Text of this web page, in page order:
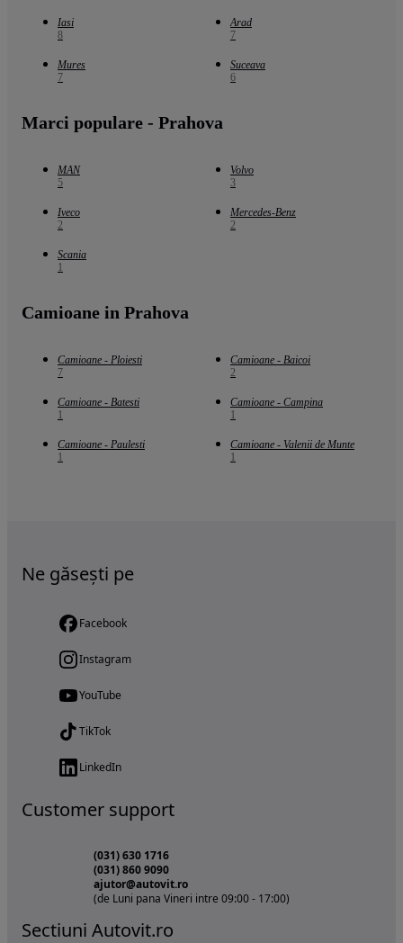
Iasi
8
Arad
7
Mures
7
Suceava
6
Marci populare - Prahova
MAN
5
Volvo
3
Iveco
2
Mercedes-Benz
2
Scania
1
Camioane in Prahova
Camioane - Ploiesti
7
Camioane - Baicoi
2
Camioane - Batesti
1
Camioane - Campina
1
Camioane - Paulesti
1
Camioane - Valenii de Munte
1
Ne găsești pe
Facebook
Instagram
YouTube
TikTok
LinkedIn
Customer support
(031) 630 1716
(031) 860 9090
ajutor@autovit.ro
(de Luni pana Vineri intre 09:00 - 17:00)
Sectiuni Autovit.ro